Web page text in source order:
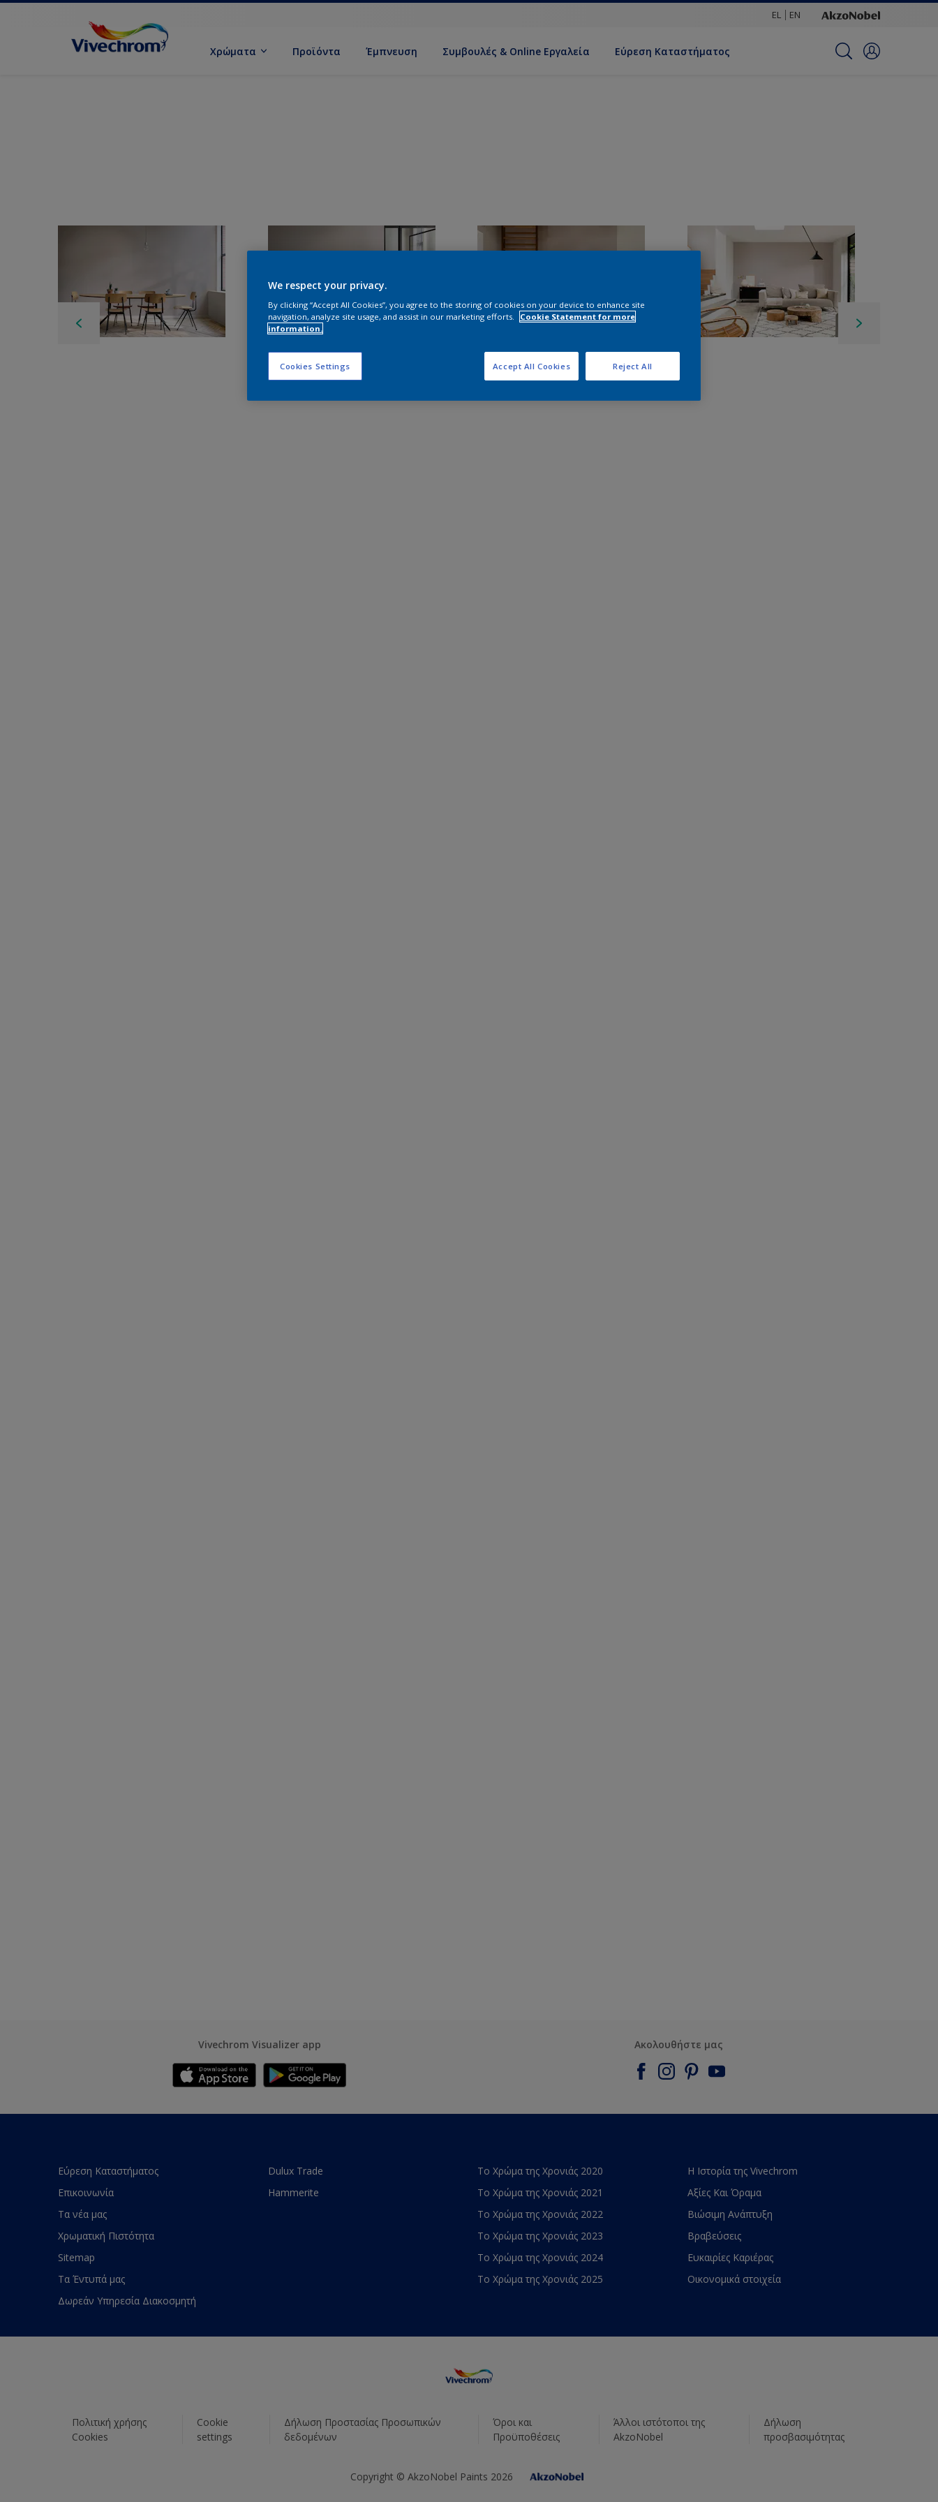
EL EN
Χρώματα Προϊόντα Έμπνευση Συμβουλές & Online Εργαλεία Εύρεση Καταστήματος
Vivechrom Visualizer app Ακολουθήστε μας
Εύρεση Καταστήματος
Επικοινωνία
Τα νέα μας
Χρωματική Πιστότητα
Sitemap
Τα Έντυπά μας
Δωρεάν Υπηρεσία Διακοσμητή
Dulux Trade
Hammerite
Το Χρώμα της Χρονιάς 2020
Το Χρώμα της Χρονιάς 2021
Το Χρώμα της Χρονιάς 2022
Το Χρώμα της Χρονιάς 2023
Το Χρώμα της Χρονιάς 2024
Το Χρώμα της Χρονιάς 2025
Η Ιστορία της Vivechrom
Αξίες Και Όραμα
Βιώσιμη Ανάπτυξη
Βραβεύσεις
Ευκαιρίες Καριέρας
Οικονομικά στοιχεία
Πολιτική χρήσης
Cookies
Cookie
settings
Δήλωση Προστασίας Προσωπικών
δεδομένων
Όροι και
Προϋποθέσεις
Άλλοι ιστότοποι της
AkzoNobel
Δήλωση
προσβασιμότητας
Copyright © AkzoNobel Paints 2026
We respect your privacy.
By clicking “Accept All Cookies”, you agree to the storing of cookies on your device to enhance site
navigation, analyze site usage, and assist in our marketing efforts.
Cookie Statement for more
information.
Cookies Settings Reject All
Accept All Cookies